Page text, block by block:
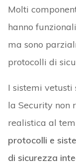
Molti
hanno
ma sono
protocolli di
I sistemi vetusti
la Security non
realistica al
protocolli e
di sicurezza